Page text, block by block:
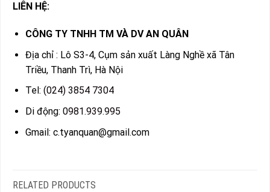
LIÊN HỆ:
CÔNG TY TNHH TM VÀ DV AN QUÂN
Địa chỉ : Lô S3-4, Cụm sản xuất Làng Nghề xã Tân
Triều, Thanh Trì, Hà Nội
Tel: (024) 3854 7304
Di động: 0981.939.995
Gmail: c.tyanquan@gmail.com
RELATED PRODUCTS